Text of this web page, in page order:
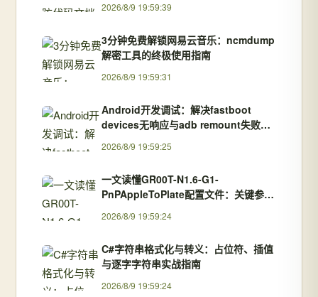
2026/8/9 19:59:39
3分钟免费解锁网易云音乐：ncmdump
解密工具的终极使用指南
2026/8/9 19:59:31
Android开发调试：解决fastboot
devices无响应与adb remount失败的
2026/8/9 19:59:25
一文读懂GR00T-N1.6-G1-
PnPAppleToPlate配置文件：关键参数
2026/8/9 19:59:24
C#字符串格式化与转义：占位符、插值
与逐字字符串实战指南
2026/8/9 19:59:24